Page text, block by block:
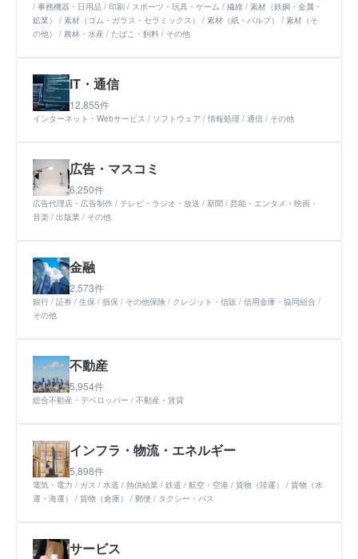
事務機器・日用品
印刷 スポーツ・玩具・ゲーム 繊維
素材（鉄鋼・金属・
鉱業）
素材（ゴム・ガラス・セラミックス） 素材（紙・パルプ）
素材（そ
の他）
農林・水産 たばこ・飼料 その他
IT・通信
12,855件
インターネット・Webサービス ソフトウェア 情報処理 通信 その他
広告・マスコミ
6,250件
広告代理店・広告制作 テレビ・ラジオ・放送 新聞
芸能・エンタメ・映画・
音楽
出版業 その他
金融
2,573件
銀行 証券 生保 損保 その他保険 クレジット・信販
信用金庫・協同組合
その他
不動産
5,954件
総合不動産・デベロッパー 不動産・賃貸
インフラ・物流・エネルギー
5,898件
電気・電力 ガス 水道 熱供給業 鉄道 航空・空港 貨物（陸運）
貨物（水
運・海運）
貨物（倉庫） 郵便 タクシー・バス
サービス